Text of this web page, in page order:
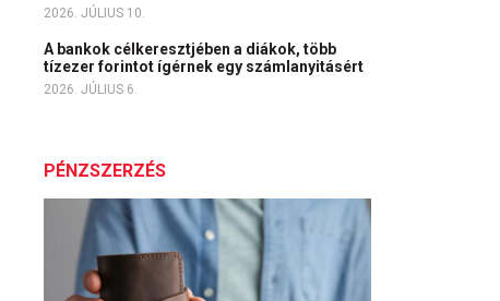
2026. JÚLIUS 10.
A bankok célkeresztjében a diákok, több
tízezer forintot ígérnek egy számlanyitásért
2026. JÚLIUS 6.
PÉNZSZERZÉS